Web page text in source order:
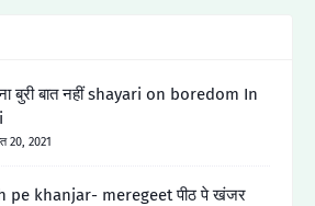
बुरी बात नहीं shayari on boredom In
20, 2021
pe khanjar- meregeet पीठ पे खंजर